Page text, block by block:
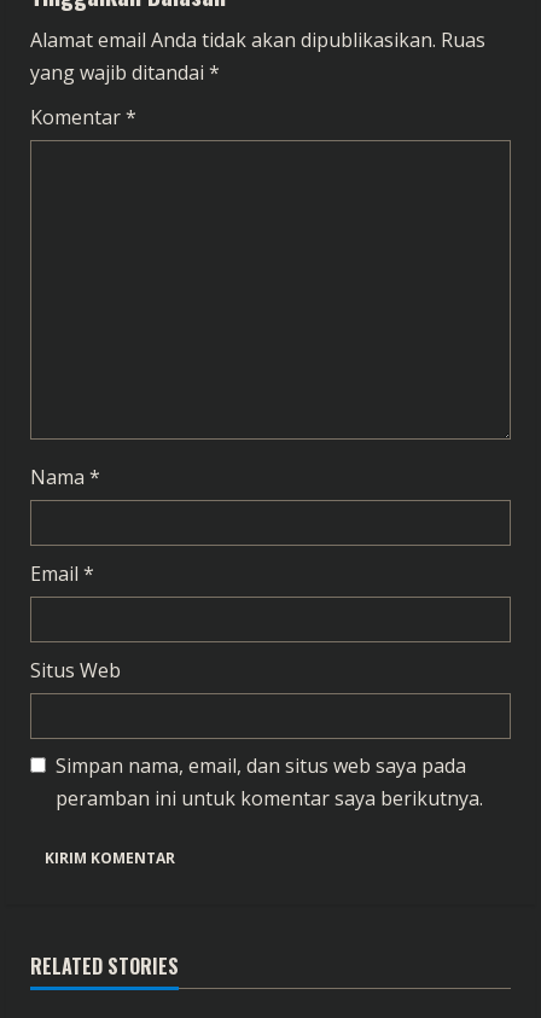
n
u
e
n
g
Alamat email Anda tidak akan dipublikasikan. Ruas
yang wajib ditandai *
Komentar*
Nama *
Email *
Situs Web
Simpan nama, email, dan situs web saya pada
peramban ini untuk komentar saya berikutnya.
RELATED STORIES